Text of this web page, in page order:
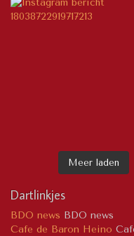
Meer laden
Dartlinkjes
BDO news BDO news
Cafe de Baron Heino